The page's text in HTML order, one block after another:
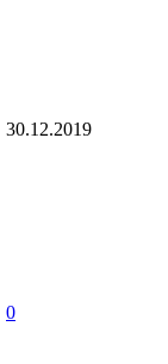
30.12.2019
0